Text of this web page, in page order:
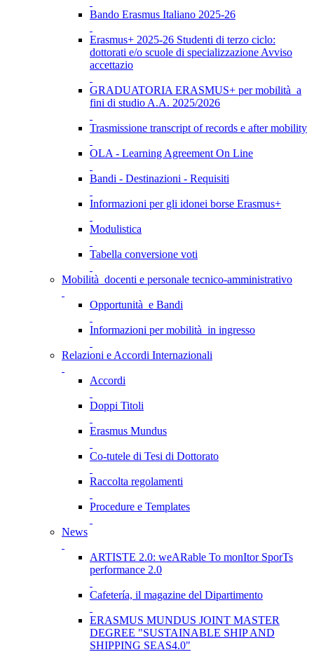
Bando Erasmus Italiano 2025-26
Erasmus+ 2025-26 Studenti di terzo ciclo:
dottorati e/o scuole di specializzazione Avviso
accettazio
GRADUATORIA ERASMUS+ per mobilità a
fini di studio A.A. 2025/2026
Trasmissione transcript of records e after mobility
OLA - Learning Agreement On Line
Bandi - Destinazioni - Requisiti
Informazioni per gli idonei borse Erasmus+
Modulistica
Tabella conversione voti
Mobilità docenti e personale tecnico-amministrativo
Opportunità e Bandi
Informazioni per mobilità in ingresso
Relazioni e Accordi Internazionali
Accordi
Doppi Titoli
Erasmus Mundus
Co-tutele di Tesi di Dottorato
Raccolta regolamenti
Procedure e Templates
News
ARTISTE 2.0: weARable To monItor SporTs
performance 2.0
Cafetería, il magazine del Dipartimento
ERASMUS MUNDUS JOINT MASTER
DEGREE "SUSTAINABLE SHIP AND
SHIPPING SEAS4.0"